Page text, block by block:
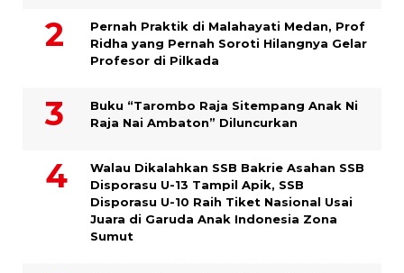
Pernah Praktik di Malahayati Medan, Prof
Ridha yang Pernah Soroti Hilangnya Gelar
Profesor di Pilkada
Buku “Tarombo Raja Sitempang Anak Ni
Raja Nai Ambaton” Diluncurkan
Walau Dikalahkan SSB Bakrie Asahan SSB
Disporasu U-13 Tampil Apik, SSB
Disporasu U-10 Raih Tiket Nasional Usai
Juara di Garuda Anak Indonesia Zona
Sumut